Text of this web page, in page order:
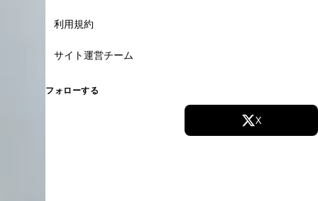
利用規約
サイト運営チーム
フォローする
X